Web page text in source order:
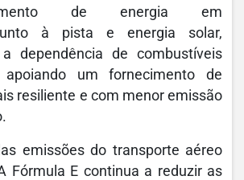
de energia em
à pista e energia solar,
dependência de combustíveis
um fornecimento de
resiliente e com menor emissão
emissões do transporte aéreo
Fórmula E continua a reduzir as